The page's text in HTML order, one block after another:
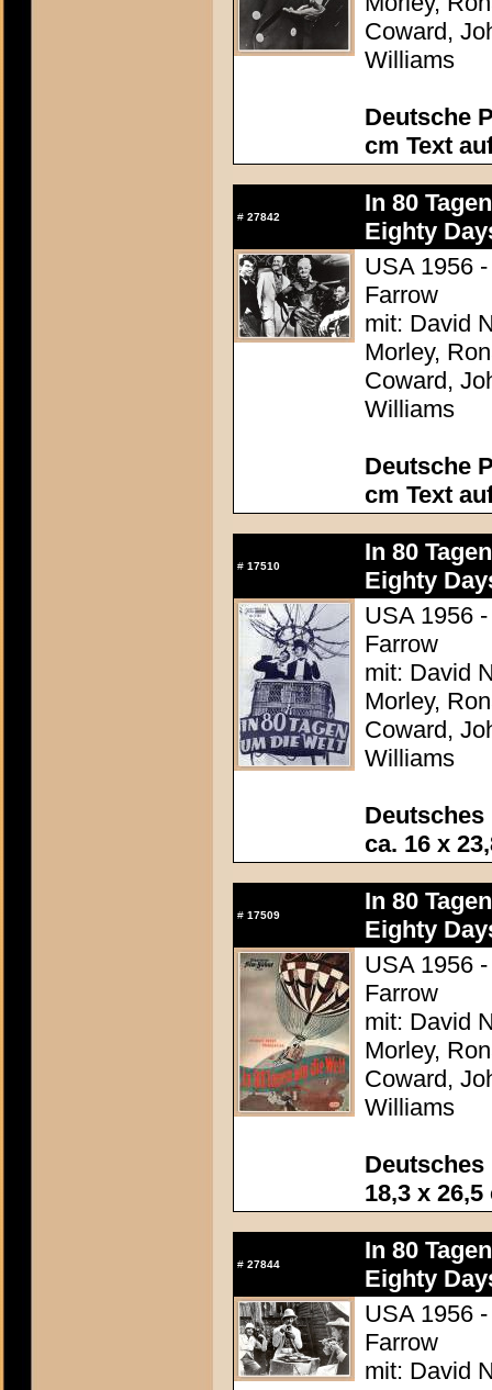
Coward,
Williams
Deutsche
cm Text
# 27842
In 80
Eighty
USA 1956
Farrow
mit: David
Morley,
Coward,
Williams
Deutsche
cm Text
# 17510
In 80
Eighty
USA 1956
Farrow
mit: David
Morley,
Coward,
Williams
ca. 16 x
# 17509
In 80
Eighty
USA 1956
Farrow
mit: David
Morley,
Coward,
Williams
18,3 x 26,5
# 27844
In 80
Eighty
USA 1956
Farrow
mit: David